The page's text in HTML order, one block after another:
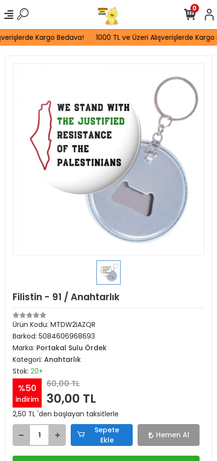
Kargo Bedava! 1000 TL ve Üzeri Alışverişlerde Kargo
0
Filistin - 91 / Anahtarlık
Ürün Kodu: MTDW2IAZQR
Barkod: 5084606968693
Marka: Portakal Sulu Ördek
Kategori: Anahtarlık
Stok: 20+
%50
indirim
60,00 TL
30,00 TL
2,50 TL 'den başlayan taksitlerle
Sepete
Ekle
Hemen Al